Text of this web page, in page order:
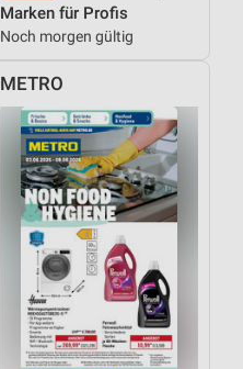
Marken für Profis
Noch morgen gültig
METRO